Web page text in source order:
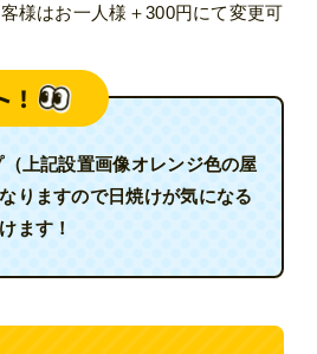
様はお一人様＋300円にて変更可
上記設置画像オレンジ色の屋
りますので日焼けが気になる
ます！